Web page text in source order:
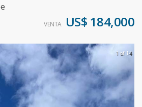
VENTA US$ 184,000
1 of 14